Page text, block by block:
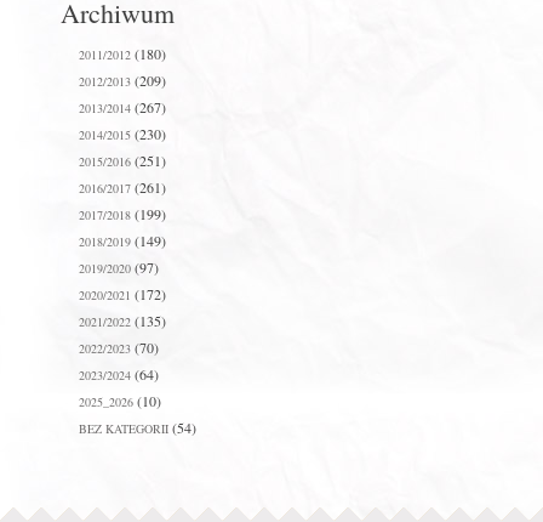
Archiwum
2011/2012(180)
2012/2013(209)
2013/2014(267)
2014/2015(230)
2015/2016(251)
2016/2017(261)
2017/2018(199)
2018/2019(149)
2019/2020(97)
2020/2021 (172)
2021/2022(135)
2022/2023(70)
2023/2024(64)
2025_2026(10)
BEZ KATEGORII(54)